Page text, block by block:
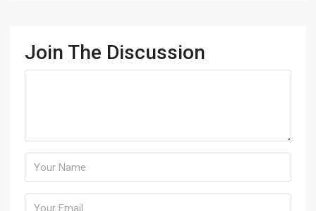
Join The Discussion